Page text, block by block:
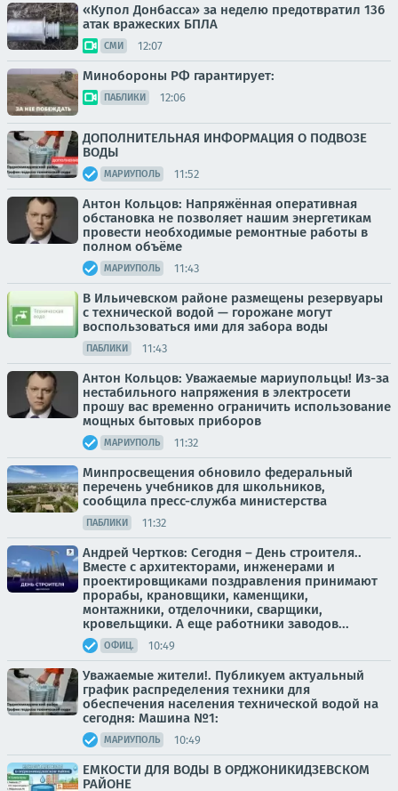
«Купол Донбасса» за неделю предотвратил 136
атак вражеских БПЛА
СМИ 12:07
Минобороны РФ гарантирует:
ПАБЛИКИ 12:06
ДОПОЛНИТЕЛЬНАЯ ИНФОРМАЦИЯ О ПОДВОЗЕ
ВОДЫ
МАРИУПОЛЬ 11:52
Антон Кольцов: Напряжённая оперативная
обстановка не позволяет нашим энергетикам
провести необходимые ремонтные работы в
полном объёме
МАРИУПОЛЬ 11:43
В Ильичевском районе размещены резервуары
с технической водой — горожане могут
воспользоваться ими для забора воды
ПАБЛИКИ 11:43
Антон Кольцов: Уважаемые мариупольцы! Из-за
нестабильного напряжения в электросети
прошу вас временно ограничить использование
мощных бытовых приборов
МАРИУПОЛЬ 11:32
Минпросвещения обновило федеральный
перечень учебников для школьников,
сообщила пресс-служба министерства
ПАБЛИКИ 11:32
Андрей Чертков: Сегодня – День строителя..
Вместе с архитекторами, инженерами и
проектировщиками поздравления принимают
прорабы, крановщики, каменщики,
монтажники, отделочники, сварщики,
кровельщики. А еще работники заводов...
ОФИЦ. 10:49
Уважаемые жители!. Публикуем актуальный
график распределения техники для
обеспечения населения технической водой на
сегодня: Машина №1:
МАРИУПОЛЬ 10:49
ЕМКОСТИ ДЛЯ ВОДЫ В ОРДЖОНИКИДЗЕВСКОМ
РАЙОНЕ